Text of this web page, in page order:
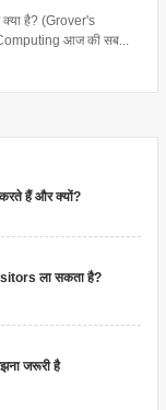
है? (Grover's
आज की सब...
हैं और क्यों?
ला सकता है?
जरूरी है